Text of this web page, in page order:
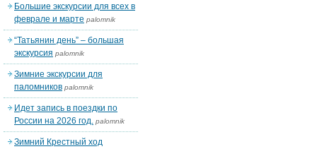
Большие экскурсии для всех в
феврале и марте palomnik
“Татьянин день” – большая
экскурсия palomnik
Зимние экскурсии для
паломников palomnik
Идет запись в поездки по
России на 2026 год. palomnik
Зимний Крестный ход